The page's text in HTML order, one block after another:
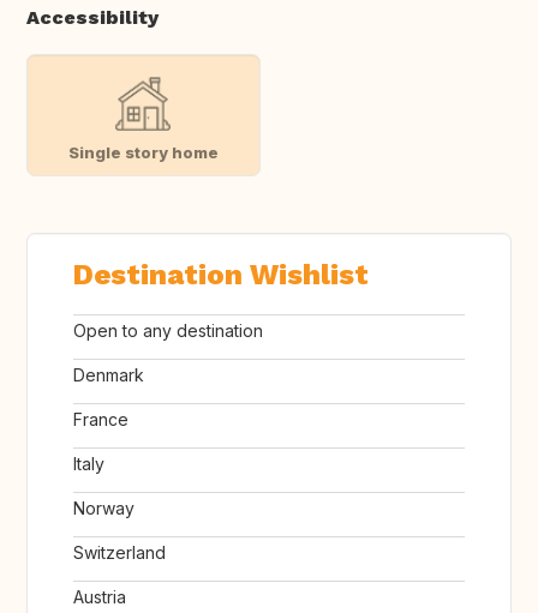
Accessibility
Single story home
Destination Wishlist
Open to any destination
Denmark
France
Italy
Norway
Switzerland
Austria